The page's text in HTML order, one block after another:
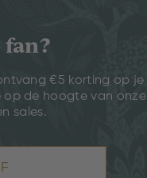
€5 korting op je
op de hoogte van onze
sales.